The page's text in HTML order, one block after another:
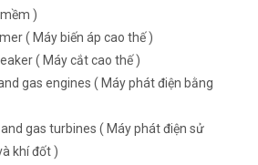
)
( Máy biến áp cao thế )
( Máy cắt cao thế )
gas engines ( Máy phát điện bằng
gas turbines ( Máy phát điện sử
khí đốt )